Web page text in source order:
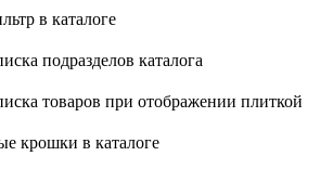
в каталоге
подразделов каталога
товаров при отображении плиткой
крошки в каталоге